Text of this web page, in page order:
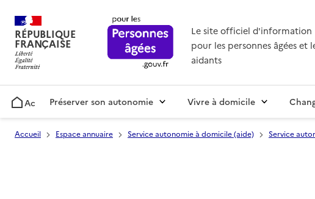
RÉPUBLIQUE
FRANÇAISE
Le site officiel d'information
pour les personnes âgées et
aidants
AccueilPréserver son autonomie Vivre à domicile
Accueil Espace annuaire Service autonomie à domicile (aide) Service